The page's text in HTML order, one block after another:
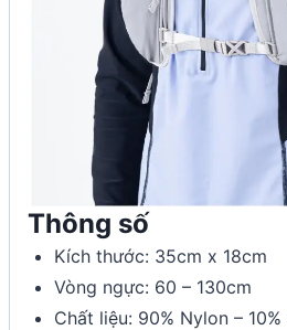
Thông số
Kích thước: 35cm x 18cm
Vòng ngực: 60 – 130cm
Chất liệu: 90% Nylon –